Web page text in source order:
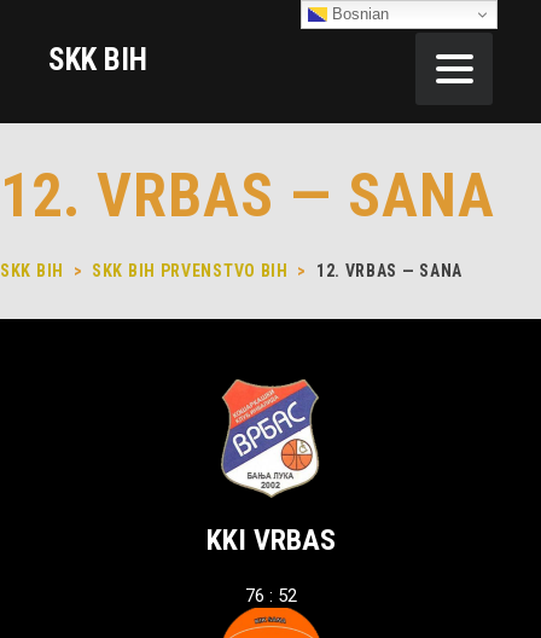
SKK BIH
12. VRBAS — SANA
SKK BIH > SKK BIH PRVENSTVO BIH > 12. VRBAS — SANA
KKI VRBAS
76 : 52
Bosnian